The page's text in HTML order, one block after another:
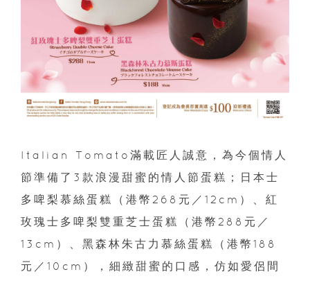
Italian Tomato滿載匠人誠意，為今個情人
節準備了3款浪漫甜蜜的情人節蛋糕；日本士
多啤梨慕絲蛋糕（港幣268元／12cm）、紅
玫瑰士多啤梨雙重芝士蛋糕（港幣288元／
13cm）、黑森林朱古力慕絲蛋糕（港幣188
元／10cm），細緻甜蜜的口感，仿如愛侶間